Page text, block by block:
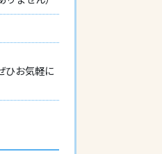
ひお気軽に